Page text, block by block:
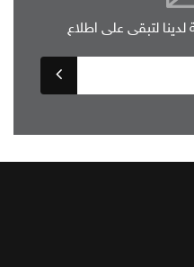
لدينا لتبقى على اطلاع